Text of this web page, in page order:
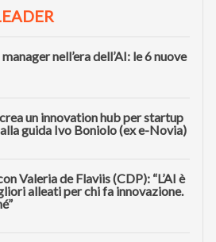
nell’era dell’AI: le 6 nuove
un innovation hub per startup
guida Ivo Boniolo (ex e-Novia)
Valeria de Flaviis (CDP): “L’AI è
alleati per chi fa innovazione.